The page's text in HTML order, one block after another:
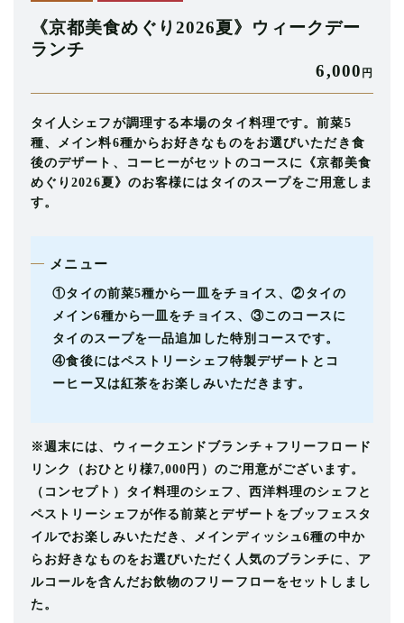
《京都美食めぐり2026夏》ウィークデー
ランチ
6,000 円
タイ人シェフが調理する本場のタイ料理です。前菜5
種、メイン料6種からお好きなものをお選びいただき食
後のデザート、コーヒーがセットのコースに《京都美食
めぐり2026夏》のお客様にはタイのスープをご用意しま
す。
メニュー
①タイの前菜5種から一皿をチョイス、②タイの
メイン6種から一皿をチョイス、③このコースに
タイのスープを一品追加した特別コースです。
④食後にはペストリーシェフ特製デザートとコ
ーヒー又は紅茶をお楽しみいただきます。
※週末には、ウィークエンドブランチ＋フリーフロード
リンク（おひとり様7,000円）のご用意がございます。
（コンセプト）タイ料理のシェフ、西洋料理のシェフと
ペストリーシェフが作る前菜とデザートをブッフェスタ
イルでお楽しみいただき、メインディッシュ6種の中か
らお好きなものをお選びいただく人気のブランチに、ア
ルコールを含んだお飲物のフリーフローをセットしまし
た。